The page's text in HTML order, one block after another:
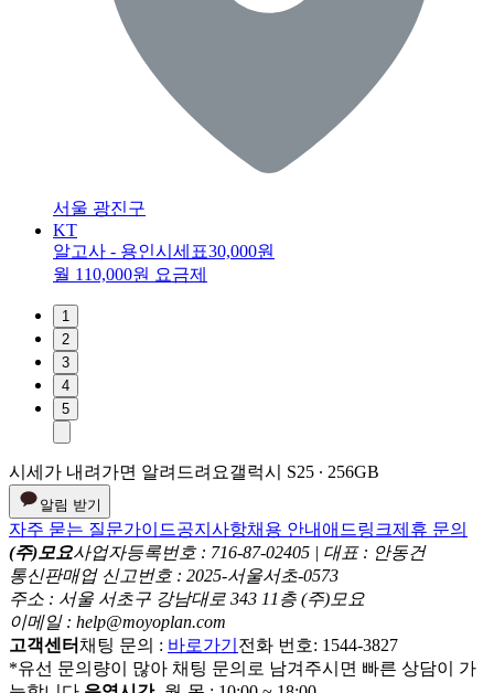
서울 광진구
KT
알고사 - 용인시세표30,000원
월 110,000원 요금제
1
2
3
4
5
시세가 내려가면 알려드려요갤럭시 S25 ∙ 256GB
알림 받기
자주 묻는 질문가이드공지사항채용 안내 애드링크제휴 문의
(주)모요사업자등록번호 : 716-87-02405 | 대표 : 안동건
통신판매업 신고번호 : 2025-서울서초-0573
주소 : 서울 서초구 강남대로 343 11층 (주)모요
이메일 : help@moyoplan.com
고객센터 채팅 문의 : 바로가기 전화 번호: 1544-3827
*유선 문의량이 많아 채팅 문의로 남겨주시면 빠른 상담이 가